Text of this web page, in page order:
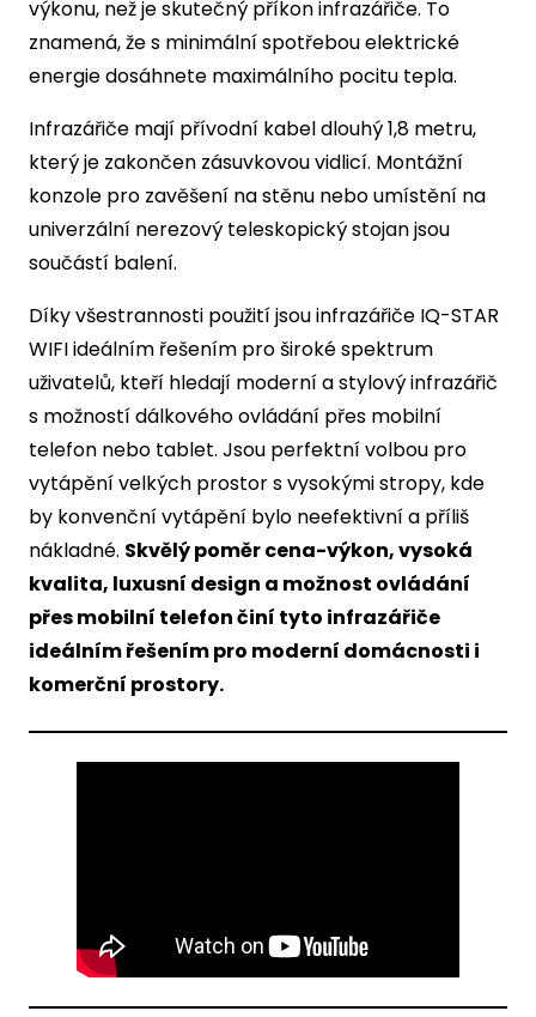
výkonu, než je skutečný příkon infrazářiče. To
znamená, že s minimální spotřebou elektrické
energie dosáhnete maximálního pocitu tepla.
Infrazářiče mají přívodní kabel dlouhý 1,8 metru,
který je zakončen zásuvkovou vidlicí. Montážní
konzole pro zavěšení na stěnu nebo umístění na
univerzální nerezový teleskopický stojan jsou
součástí balení.
Díky všestrannosti použití jsou infrazářiče IQ-STAR
WIFI ideálním řešením pro široké spektrum
uživatelů, kteří hledají moderní a stylový infrazářič
s možností dálkového ovládání přes mobilní
telefon nebo tablet. Jsou perfektní volbou pro
vytápění velkých prostor s vysokými stropy, kde
by konvenční vytápění bylo neefektivní a příliš
nákladné. Skvělý poměr cena-výkon, vysoká
kvalita, luxusní design a možnost ovládání
přes mobilní telefon činí tyto infrazářiče
ideálním řešením pro moderní domácnosti i
komerční prostory.